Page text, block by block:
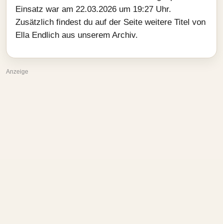
Einsatz war am 22.03.2026 um 19:27 Uhr.
Zusätzlich findest du auf der Seite weitere Titel von
Ella Endlich aus unserem Archiv.
Anzeige